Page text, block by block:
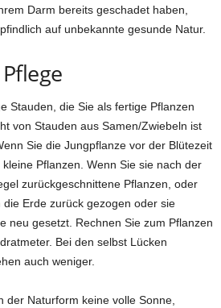
Darm bereits geschadet haben,
auf unbekannte gesunde Natur.
Stauden, die Sie als fertige Pflanzen
von Stauden aus Samen/Zwiebeln ist
Sie die Jungpflanze vor der Blütezeit
Pflanzen. Wenn Sie sie nach der
zurückgeschnittene Pflanzen, oder
Erde zurück gezogen oder sie
neu gesetzt. Rechnen Sie zum Pflanzen
Bei den selbst Lücken
auch weniger.
der Naturform keine volle Sonne,